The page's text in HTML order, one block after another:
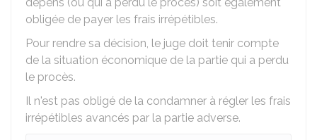
obligée de payer les frais irrépétibles.
Pour rendre sa décision, le juge doit tenir compte
de la situation économique de la partie qui a perdu
le procès.
Il n'est pas obligé de la condamner à régler les frais
irrépétibles avancés par la partie adverse.